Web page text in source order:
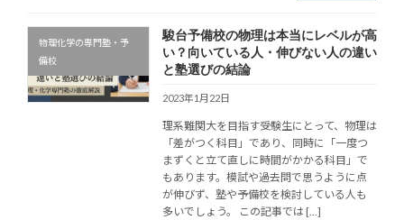
物理化学の専門塾・予
備校
駿台予備校の物理は本当にレベルが高
い？向いている人・伸びない人の違い
と塾選びの結論
2023年1月22日
理系難関大を目指す受験生にとって、物理は
「差がつく科目」であり、同時に「一度つ
まずくと立て直しに時間がかかる科目」で
もあります。模試や過去問で思うように点
が伸びず、塾や予備校を検討している人も
多いでしょう。 この記事では […]